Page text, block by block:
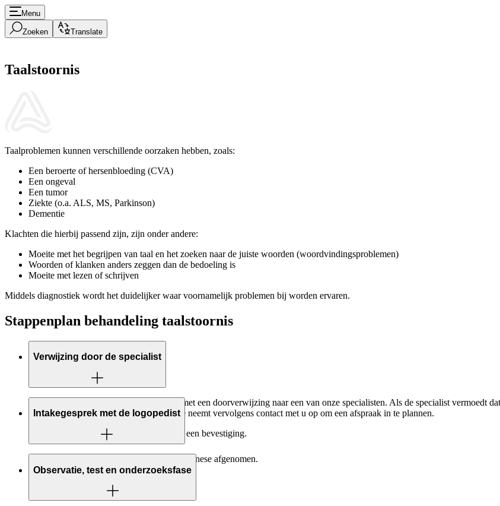
Menu
Zoeken Translate
Taalstoornis
Taalproblemen kunnen verschillende oorzaken hebben, zoals:
Een beroerte of hersenbloeding (CVA)
Een ongeval
Een tumor
Ziekte (o.a. ALS, MS, Parkinson)
Dementie
Klachten die hierbij passend zijn, zijn onder andere:
Moeite met het begrijpen van taal en het zoeken naar de juiste woorden (woordvindingsproblemen)
Woorden of klanken anders zeggen dan de bedoeling is
Moeite met lezen of schrijven
Middels diagnostiek wordt het duidelijker waar voornamelijk problemen bij worden ervaren.
Stappenplan behandeling taalstoornis
Verwijzing door de specialist
Wanneer u taalproblemen ervaart, gaat u met een doorverwijzing naar een van onze specialisten. Als de specialist vermoedt
afdeling logopedie. De afdeling logopedie neemt vervolgens contact met u op om een afspraak in te plannen.
Na het maken van de afspraak ontvangt u een bevestiging.
Intakegesprek met de logopedist
Tijdens het intakegesprek wordt er een anamnese afgenomen.
Observatie, test en onderzoeksfase